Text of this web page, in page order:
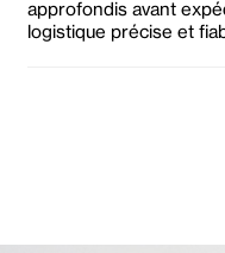
approfondis avant
logistique précise et